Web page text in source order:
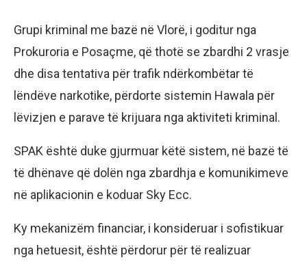
Grupi kriminal me bazë në Vlorë, i goditur nga
Prokuroria e Posaçme, që thotë se zbardhi 2 vrasje
dhe disa tentativa për trafik ndërkombëtar të
lëndëve narkotike, përdorte sistemin Hawala për
lëvizjen e parave të krijuara nga aktiviteti kriminal.
SPAK është duke gjurmuar këtë sistem, në bazë të
të dhënave që dolën nga zbardhja e komunikimeve
në aplikacionin e koduar Sky Ecc.
Ky mekanizëm financiar, i konsideruar i sofistikuar
nga hetuesit, është përdorur për të realizuar